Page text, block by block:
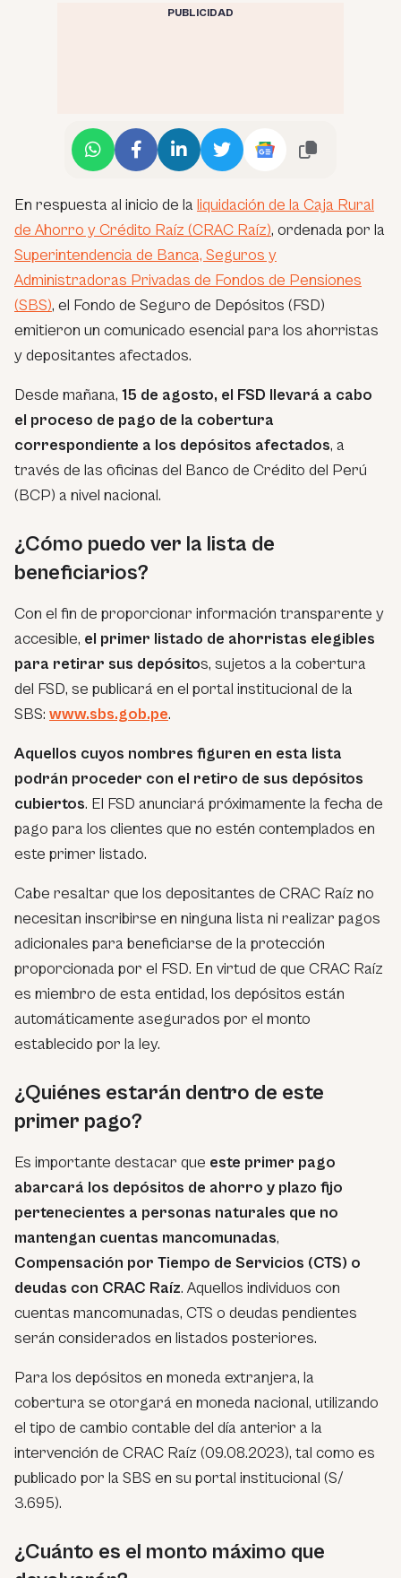
PUBLICIDAD
En respuesta al inicio de la liquidación de la Caja Rural
de Ahorro y Crédito Raíz (CRAC Raíz), ordenada por la
Superintendencia de Banca, Seguros y
Administradoras Privadas de Fondos de Pensiones
(SBS), el Fondo de Seguro de Depósitos (FSD)
emitieron un comunicado esencial para los ahorristas
y depositantes afectados.
Desde mañana, 15 de agosto, el FSD llevará a cabo
el proceso de pago de la cobertura
correspondiente a los depósitos afectados, a
través de las oficinas del Banco de Crédito del Perú
(BCP) a nivel nacional.
¿Cómo puedo ver la lista de
beneficiarios?
Con el fin de proporcionar información transparente y
accesible, el primer listado de ahorristas elegibles
para retirar sus depósitos, sujetos a la cobertura
del FSD, se publicará en el portal institucional de la
SBS: www.sbs.gob.pe.
Aquellos cuyos nombres figuren en esta lista
podrán proceder con el retiro de sus depósitos
cubiertos. El FSD anunciará próximamente la fecha de
pago para los clientes que no estén contemplados en
este primer listado.
Cabe resaltar que los depositantes de CRAC Raíz no
necesitan inscribirse en ninguna lista ni realizar pagos
adicionales para beneficiarse de la protección
proporcionada por el FSD. En virtud de que CRAC Raíz
es miembro de esta entidad, los depósitos están
automáticamente asegurados por el monto
establecido por la ley.
¿Quiénes estarán dentro de este
primer pago?
Es importante destacar que este primer pago
abarcará los depósitos de ahorro y plazo fijo
pertenecientes a personas naturales que no
mantengan cuentas mancomunadas,
Compensación por Tiempo de Servicios (CTS) o
deudas con CRAC Raíz. Aquellos individuos con
cuentas mancomunadas, CTS o deudas pendientes
serán considerados en listados posteriores.
Para los depósitos en moneda extranjera, la
cobertura se otorgará en moneda nacional, utilizando
el tipo de cambio contable del día anterior a la
intervención de CRAC Raíz (09.08.2023), tal como es
publicado por la SBS en su portal institucional (S/
3.695).
¿Cuánto es el monto máximo que